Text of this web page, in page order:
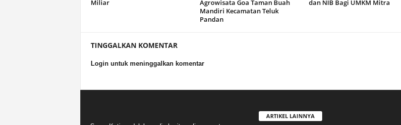
Miliar
Agrowisata Goa Taman Buah
Mandiri Kecamatan Teluk
Pandan
dan NIB Bagi UMKM Mitra
TINGGALKAN KOMENTAR
Login untuk meninggalkan komentar
ARTIKEL LAINNYA